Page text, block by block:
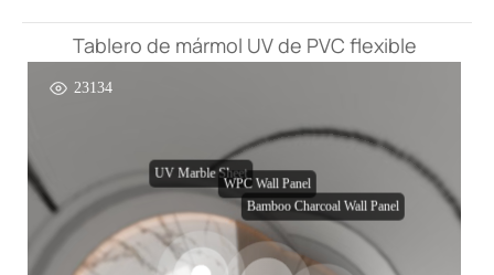
Tablero de mármol UV de PVC flexible